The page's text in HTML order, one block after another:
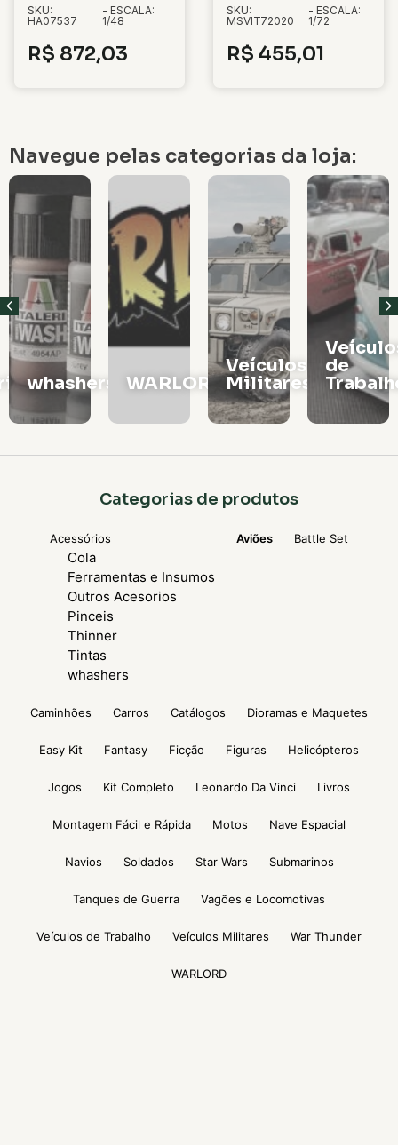
SKU:
HA07537
- ESCALA:
1/48
R$ 872,03
SKU:
MSVIT72020
- ESCALA:
1/72
R$ 455,01
Navegue pelas categorias da loja:
WARLORD Militares
Veículos
de
Trabalho
Vagões
e
Categorias de produtos
Acessórios
Cola
Ferramentas e Insumos
Outros Acesorios
Pinceis
Thinner
Tintas
whashers
Aviões Battle Set
Caminhões Carros Catálogos Dioramas e Maquetes
Easy Kit Fantasy Ficção Figuras Helicópteros
Jogos Kit Completo Leonardo Da Vinci Livros
Montagem Fácil e Rápida Motos Nave Espacial
Navios Soldados Star Wars Submarinos
Tanques de Guerra Vagões e Locomotivas
Veículos de Trabalho Veículos Militares War Thunder
WARLORD